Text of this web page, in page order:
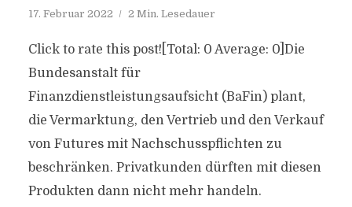
17. Februar 2022 2 Min. Lesedauer
Click to rate this post![Total: 0 Average: 0]Die
Bundesanstalt für
Finanzdienstleistungsaufsicht (BaFin) plant,
die Vermarktung, den Vertrieb und den Verkauf
von Futures mit Nachschusspflichten zu
beschränken. Privatkunden dürften mit diesen
Produkten dann nicht mehr handeln.